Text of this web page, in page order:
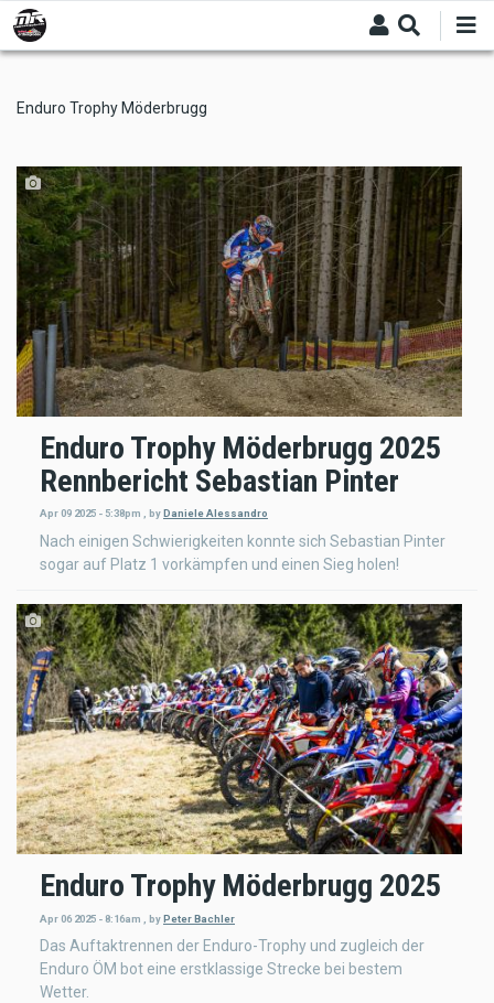
Skip
to
main
Enduro Trophy Möderbrugg
Enduro Trophy Möderbrugg 2025
Rennbericht Sebastian Pinter
Apr 09 2025 - 5:38pm , by Daniele Alessandro
Nach einigen Schwierigkeiten konnte sich Sebastian Pinter
sogar auf Platz 1 vorkämpfen und einen Sieg holen!
Enduro Trophy Möderbrugg 2025
Apr 06 2025 - 8:16am byPeter Bachler
Das Auftaktrennen der Enduro-Trophy und zugleich der
Enduro ÖM bot eine erstklassige Strecke bei bestem
Wetter.